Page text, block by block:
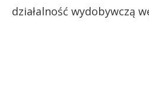
działalność wydobywczą